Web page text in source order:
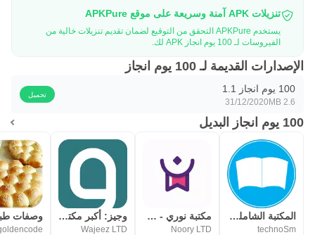
تنزيلات APK آمنة وسريعة على موقع APKPure
يستخدم APKPure التحقق من التوقيع لضمان تقديم تنزيلات خالية من
الفيروسات لـ 100 يوم انجاز APK لك.
الإصدارات القديمة لـ 100 يوم انجاز
100 يوم انجاز 1.1
2.6 MB
31/12/2020
تحميل
100 يوم انجاز البديل
المكتبة الشامله بدون نت
technoSm
مكتبة نوري - كتب و قصص عربية
Noory LTD
وجيز: أكبر مكتبة محتوى صوتي
Wajeez LTD